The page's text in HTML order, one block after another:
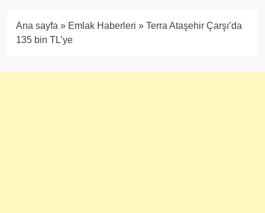
Ana sayfa » Emlak Haberleri » Terra Ataşehir Çarşı’da
135 bin TL’ye